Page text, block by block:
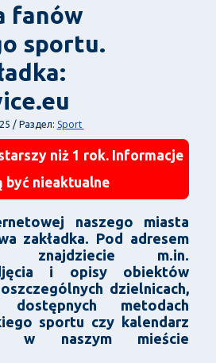
fanów
sportu.
/ Раздел: Sport
niż 1 rok. Informacje
być nieaktualne
naszego miasta
zakładka. Pod adresem
znajdziecie m.in.
i opisy obiektów
dzielnicach,
metodach
sportu czy kalendarz
w naszym mieście